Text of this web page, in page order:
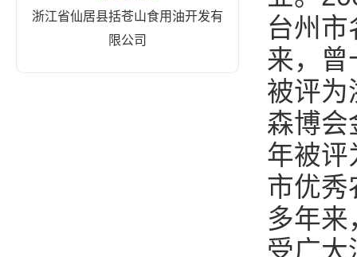
浙江省仙居县括苍山食用油开发有
限公司
台州
来，曾
被评为
森博会
年被评
市优秀
多年
受广大